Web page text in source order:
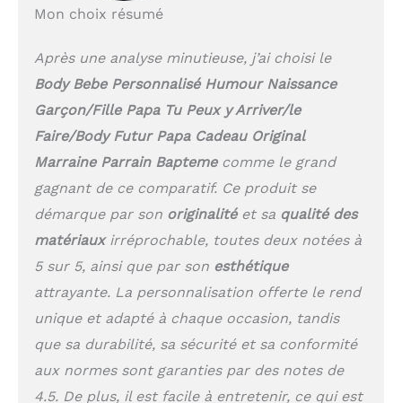
Mon choix résumé
Après une analyse minutieuse, j’ai choisi le
Body Bebe Personnalisé Humour Naissance
Garçon/Fille Papa Tu Peux y Arriver/le
Faire/Body Futur Papa Cadeau Original
Marraine Parrain Baptemecomme le grand
gagnant de ce comparatif. Ce produit se
démarque par son originalitéet sa qualité des
matériauxirréprochable, toutes deux notées à
5 sur 5, ainsi que par son esthétique
attrayante. La personnalisation offerte le rend
unique et adapté à chaque occasion, tandis
que sa durabilité, sa sécurité et sa conformité
aux normes sont garanties par des notes de
4.5. De plus, il est facile à entretenir, ce qui est